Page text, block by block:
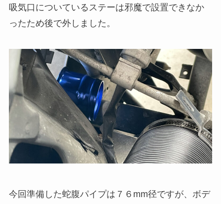
吸気口についているステーは邪魔で設置できなか
ったため後で外しました。
今回準備した蛇腹パイプは７６mm径ですが、ボデ